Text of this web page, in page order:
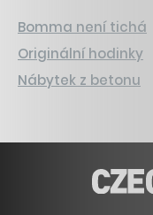
Bomma není tichá
Originální hodinky
Nábytek z betonu